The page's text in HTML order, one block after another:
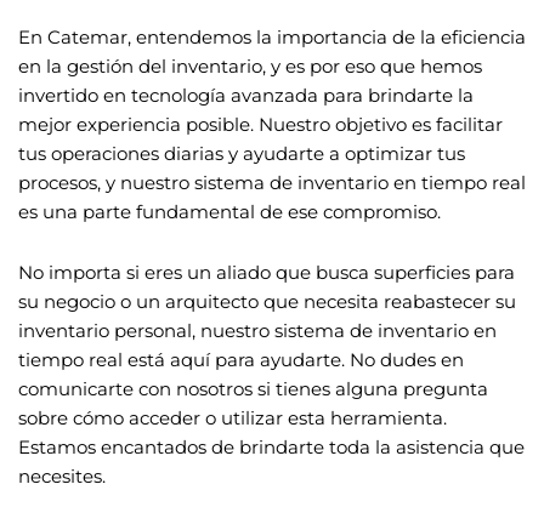
En Catemar, entendemos la importancia de la eficiencia
en la gestión del inventario, y es por eso que hemos
invertido en tecnología avanzada para brindarte la
mejor experiencia posible. Nuestro objetivo es facilitar
tus operaciones diarias y ayudarte a optimizar tus
procesos, y nuestro sistema de inventario en tiempo real
es una parte fundamental de ese compromiso.
No importa si eres un aliado que busca superficies para
su negocio o un arquitecto que necesita reabastecer su
inventario personal, nuestro sistema de inventario en
tiempo real está aquí para ayudarte. No dudes en
comunicarte con nosotros si tienes alguna pregunta
sobre cómo acceder o utilizar esta herramienta.
Estamos encantados de brindarte toda la asistencia que
necesites.